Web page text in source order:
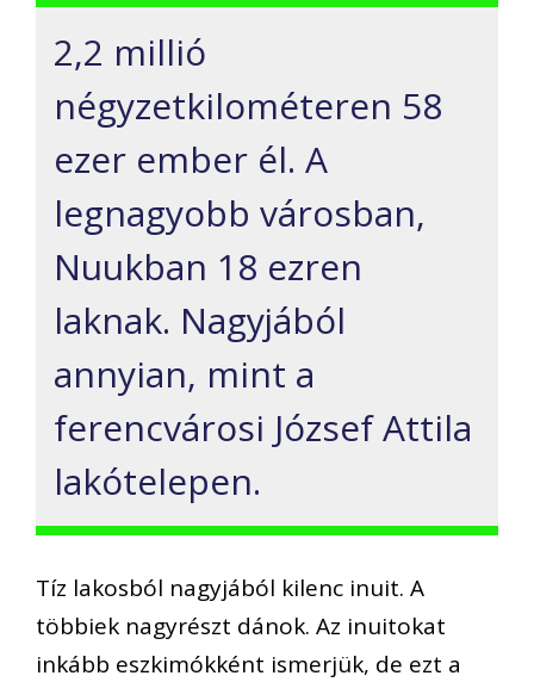
2,2 millió
négyzetkilométeren 58
ezer ember él. A
legnagyobb városban,
Nuukban 18 ezren
laknak. Nagyjából
annyian, mint a
ferencvárosi József Attila
lakótelepen.
Tíz lakosból nagyjából kilenc inuit. A
többiek nagyrészt dánok. Az inuitokat
inkább eszkimókként ismerjük, de ezt a